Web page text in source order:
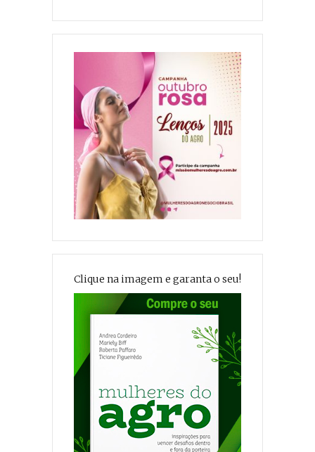
Clique na imagem e garanta o seu!